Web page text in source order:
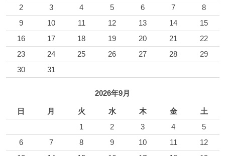
2
3 4 5 6 7
8
9
10 11 12 13 14
15
16
17 18 19 20 21
22
23
24 25 26 27 28
29
30
31
2026年9月
日 月 火 水 木 金
土
1
2 3 4
5
6
7 8 9 10 11
12